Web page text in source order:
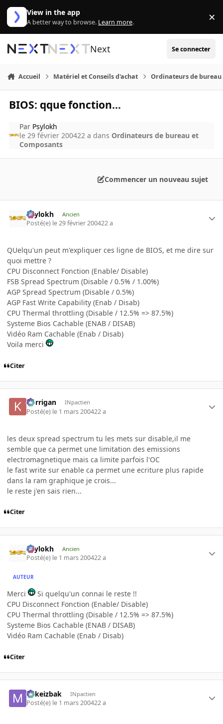
Aller au contenu
View in the app
A better way to browse. Learn more. ×
Next Se connecter
Accueil Matériel et Conseils d'achat Ordinateurs de bureau
BIOS: qque fonction...
Par Psylokh
le 29 février 200422 a dans Ordinateurs de bureau et
Composants
Commencer un nouveau sujet
Psylokh Ancien
Posté(e) le 29 février 200422 a
QUelqu'un peut m'expliquer ces ligne de BIOS, et me dire sur
quoi mettre ?
CPU Disconnect Fonction (Enable/ Disable)
FSB Spread Spectrum (Disable / 0.5% / 1.00%)
AGP Spread Spectrum (Disable / 0.5%)
AGP Fast Write Capability (Enab / Disab)
CPU Thermal throttling (Disable / 12.5% => 87.5%)
Systeme Bios Cachable (ENAB / DISAB)
Vidéo Ram Cachable (Enab / Disab)
Voila merci
Citer
korrigan INpactien
Posté(e) le 1 mars 200422 a
les deux spread spectrum tu les mets sur disable,il me
semble que ca permet une limitation des emissions
electromagnetique mais ca limite parfois l'OC
le fast write sur enable ca permet une ecriture plus rapide
dans la ram graphique je crois...
le reste j'en sais rien...
Citer
Psylokh Ancien
Posté(e) le 1 mars 200422 a
AUTEUR
Merci
Si quelqu'un connai le reste !!
CPU Disconnect Fonction (Enable/ Disable)
CPU Thermal throttling (Disable / 12.5% => 87.5%)
Systeme Bios Cachable (ENAB / DISAB)
Vidéo Ram Cachable (Enab / Disab)
Citer
Mikeizbak INpactien
Posté(e) le 1 mars 200422 a